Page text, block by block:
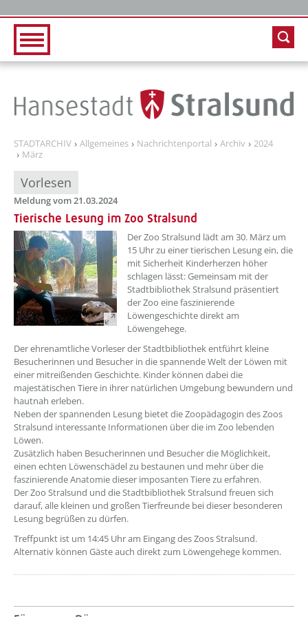
STADTARCHIV Allgemeines Nachrichtenportal Archiv
2024
März
Vorlesen
Meldung vom 21.03.2024
Tierische Lesung im Zoo Stralsund
??? absaetzeOben[1]/titel ???
Der Zoo Stralsund lädt am 30. März um
15 Uhr zu einer tierischen Lesung ein, die
mit Sicherheit Kinderherzen höher
schlagen lässt: Gemeinsam mit der
Stadtbibliothek Stralsund präsentiert
der Zoo eine faszinierende
Löwengeschichte direkt am
Löwengehege.
Der ehrenamtliche Vorleser der Stadtbibliothek entführt kleine
Besucherinnen und Besucher in die spannende Welt der Löwen mit
einer mitreißenden Geschichte. Kinder können dabei die
majestätischen Tiere in ihrer natürlichen Umgebung bewundern und
hautnah erleben.
Neben der spannenden Lesung bietet die Zoopädagogin des Zoos
Stralsund interessante Informationen über die im Zoo lebenden
Löwen.
Zusätzlich haben Besucherinnen und Besucher die Möglichkeit,
einen echten Löwenschädel zu bestaunen und mehr über die
faszinierende Anatomie dieser imposanten Tiere zu erfahren.
Der Zoo Stralsund und die Stadtbibliothek Stralsund freuen sich
darauf, alle kleinen und großen Tierfreunde bei dieser besonderen
Lesung begrüßen zu dürfen.
Treffpunkt ist um 14:45 Uhr am Eingang des Zoos Stralsund.
Alternativ können Gäste auch direkt zum Löwengehege kommen.